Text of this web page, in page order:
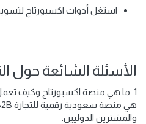
استغل أدوات اكسبورتاج
الأسئلة الشائعة حول
1. ما هي منصة اكسبورتاج وكيف تعمل؟
والمشترين الدوليين.